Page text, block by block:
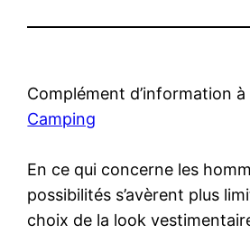
Complément d’information
Camping
En ce qui concerne les
possibilités s’avèrent plus
choix de la look